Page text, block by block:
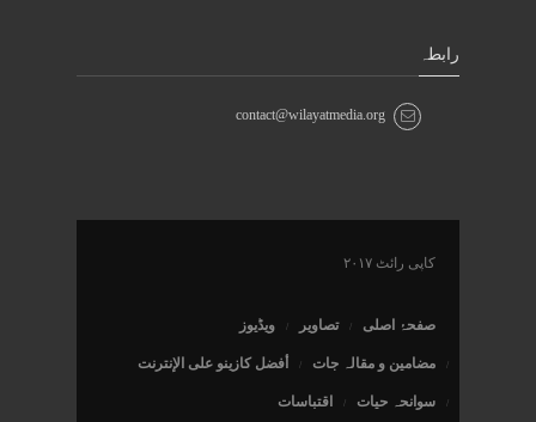
رابطہ
contact@wilayatmedia.org
کاپی رائٹ ۲۰۱۷
صفحۂ اصلی تصاویر ویڈیوز
مضامین و مقالہ جات أفضل كازينو على الإنترنت
سوانحہ حیات اقتباسات